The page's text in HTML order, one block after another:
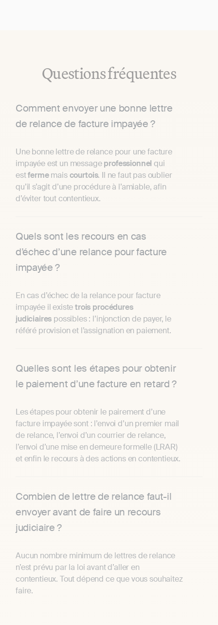
Questions fréquentes
Comment envoyer une bonne lettre
de relance de facture impayée ?
Une bonne lettre de relance pour une facture
impayée est un messageprofessionnel qui
estfermemaiscourtois. Il ne faut pas oublier
qu’il s’agit d’une procédure à l’amiable, afin
d’éviter tout contentieux.
Quels sont les recours en cas
d’échec d’une relance pour facture
impayée ?
En cas d’échec de la relance pour facture
impayée il existetrois procédures
judiciaires possibles : l’injonction de payer, le
référé provision et l’assignation en paiement.
Quelles sont les étapes pour obtenir
le paiement d’une facture en retard ?
Les étapes pour obtenir le pairement d’une
facture impayée sont : l’envoi d’un premier mail
de relance, l’envoi d’un courrier de relance,
l’envoi d’une mise en demeure formelle (LRAR)
et enfin le recours à des actions en contentieux.
Combien de lettre de relance faut-il
envoyer avant de faire un recours
judiciaire ?
Aucun nombre minimum de lettres de relance
n’est prévu par la loi avant d’aller en
contentieux. Tout dépend ce que vous souhaitez
faire.